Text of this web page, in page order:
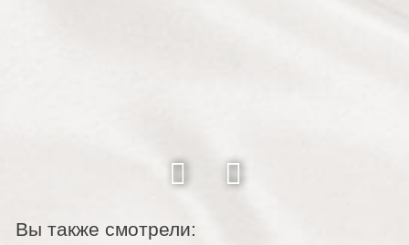
Вы также смотрели: